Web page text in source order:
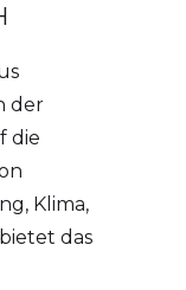
der
die
Klima,
das